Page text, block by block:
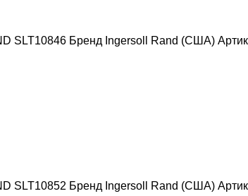
SLT10846 Бренд Ingersoll Rand (США)
SLT10852 Бренд Ingersoll Rand (США)